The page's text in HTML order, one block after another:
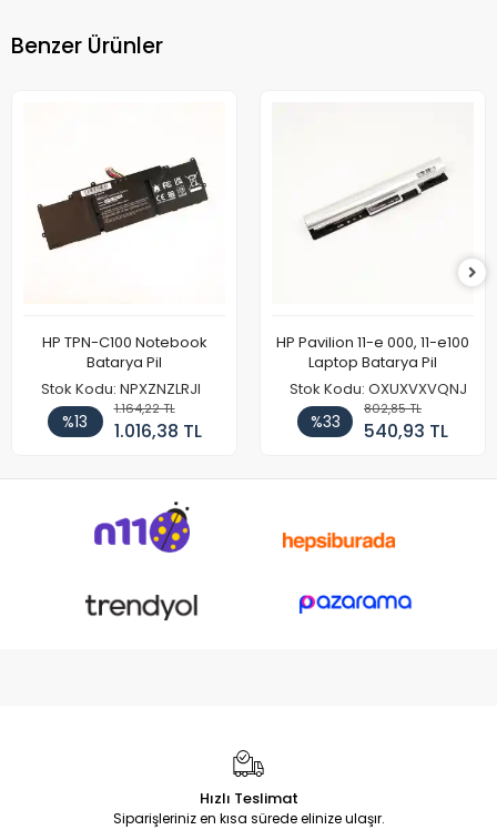
Benzer Ürünler
HP TPN-C100 Notebook
Batarya Pil
Stok Kodu: NPXZNZLRJI
%13
1.164,22 TL
1.016,38 TL
HP Pavilion 11-e 000, 11-e100
Laptop Batarya Pil
Stok Kodu: OXUXVXVQNJ
%33
802,85 TL
540,93 TL
Hızlı Teslimat
Siparişleriniz en kısa sürede elinize ulaşır.